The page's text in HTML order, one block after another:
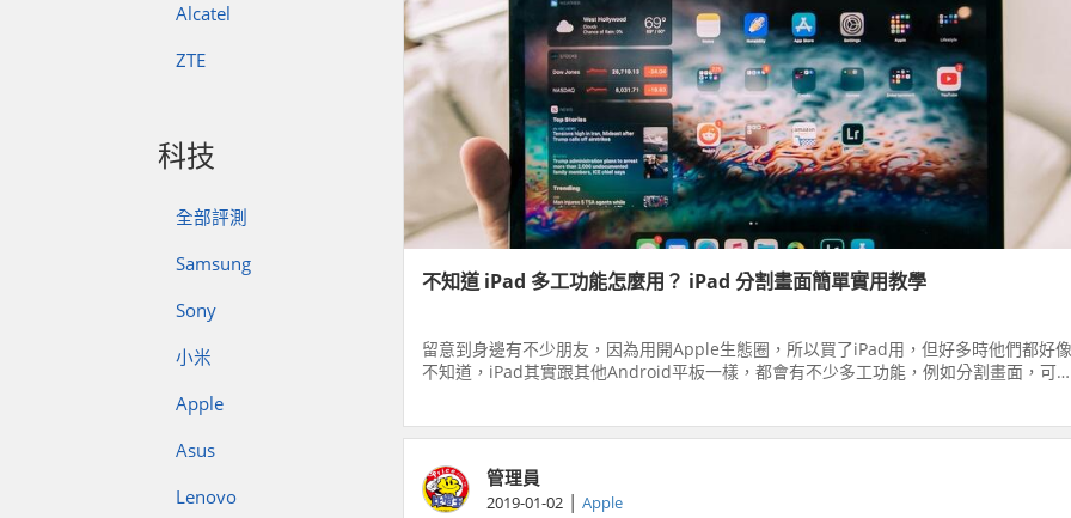
Alcatel
ZTE
科技
全部評測
Samsung
Sony
小米
Apple
Asus
Lenovo
不知道 iPad 多工功能怎麼用？ iPad 分割畫面簡單實用教學
留意到身邊有不少朋友，因為用開Apple生態圈，所以買了iPad用，但好多時他們都好像
不知道，iPad其實跟其他Android平板一樣，都會有不少多工功能，例如分割畫面，可
管理員
2019-01-02 | Apple